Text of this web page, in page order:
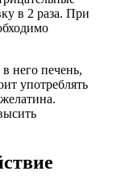
в 2 раза. При
него печень,
употреблять